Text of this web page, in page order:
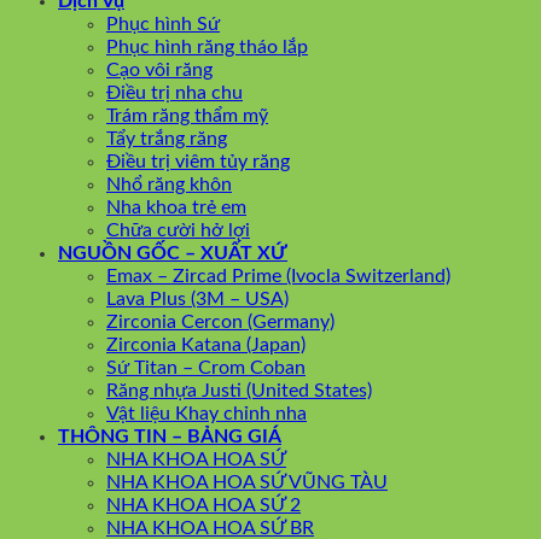
Phục hình Sứ
Phục hình răng tháo lắp
Cạo vôi răng
Điều trị nha chu
Trám răng thẩm mỹ
Tẩy trắng răng
Điều trị viêm tủy răng
Nhổ răng khôn
Nha khoa trẻ em
Chữa cười hở lợi
NGUỒN GỐC – XUẤT XỨ
Emax – Zircad Prime (Ivocla Switzerland)
Lava Plus (3M – USA)
Zirconia Cercon (Germany)
Zirconia Katana (Japan)
Sứ Titan – Crom Coban
Răng nhựa Justi (United States)
Vật liệu Khay chỉnh nha
THÔNG TIN – BẢNG GIÁ
NHA KHOA HOA SỨ
NHA KHOA HOA SỨ VŨNG TÀU
NHA KHOA HOA SỨ 2
NHA KHOA HOA SỨ BR